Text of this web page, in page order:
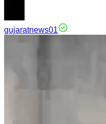
gujaratnews01